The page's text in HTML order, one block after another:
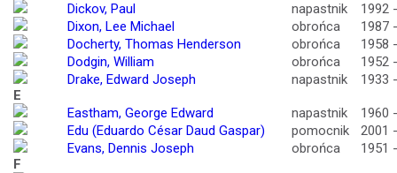
Dickov, Paul
napastnik
1992
Dixon, Lee Michael
obrońca
1987
Docherty, Thomas Henderson
obrońca
1958
Dodgin, William
obrońca
1952
Drake, Edward Joseph
napastnik
1933
E
Eastham, George Edward
napastnik
1960
Edu (Eduardo César Daud Gaspar)
pomocnik
2001
Evans, Dennis Joseph
obrońca
1951
F